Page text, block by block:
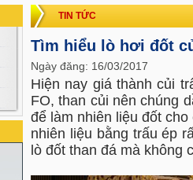
TIN TỨC
Tìm hiểu lò hơi đốt
Ngày đăng: 16/03/2017
Hiện nay giá thành củi
FO, than củi nên chúng
để làm nhiên liệu đốt
nhiên liệu bằng trấu ép
lò đốt than đá mà không